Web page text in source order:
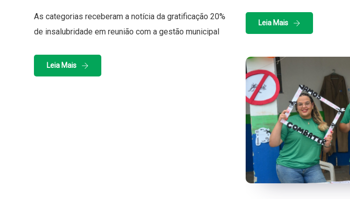
As categorias receberam a notícia da gratificação 20%
de insalubridade em reunião com a gestão municipal
Leia Mais
Leia Mais